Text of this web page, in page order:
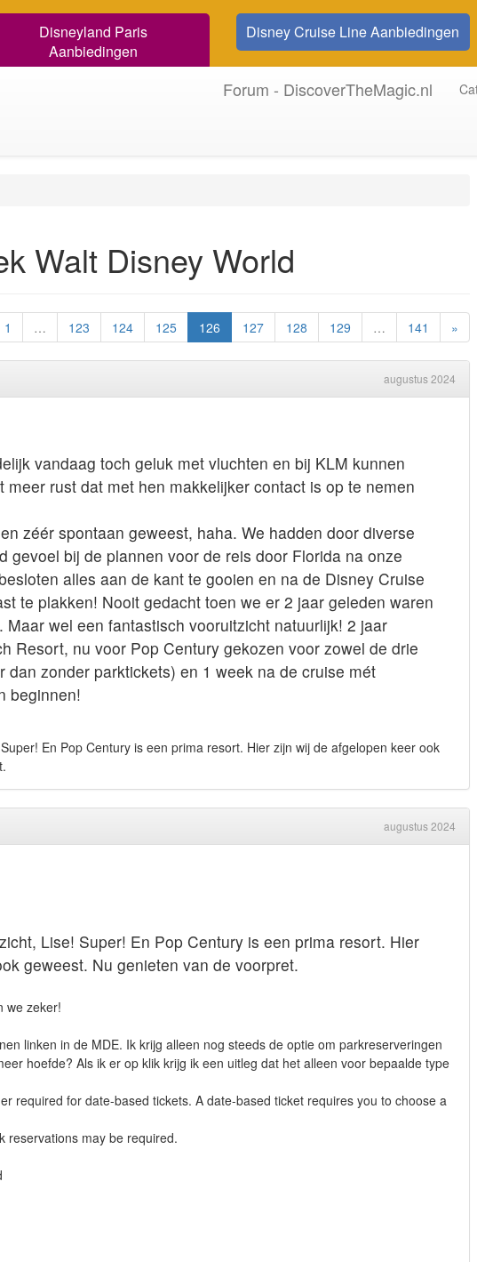
Disneyland Paris
Aanbiedingen
Disney Cruise Line Aanbiedingen
Forum - DiscoverTheMagic.nl
Walt Disney World
1 … 123 124 125 126 127 128 129 … 141 »
augustus 2024
vandaag toch geluk met vluchten en bij KLM kunnen
meer rust dat met hen makkelijker contact is op te nemen
zéér spontaan geweest, haha. We hadden door diverse
gevoel bij de plannen voor de reis door Florida na onze
alles aan de kant te gooien en na de Disney Cruise
te plakken! Nooit gedacht toen we er 2 jaar geleden waren
wel een fantastisch vooruitzicht natuurlijk! 2 jaar
Resort, nu voor Pop Century gekozen voor zowel de drie
dan zonder parktickets) en 1 week na de cruise mét
beginnen!
En Pop Century is een prima resort. Hier zijn wij de afgelopen keer ook
augustus 2024
Lise! Super! En Pop Century is een prima resort. Hier
geweest. Nu genieten van de voorpret.
we zeker!
linken in de MDE. Ik krijg alleen nog steeds de optie om parkreserveringen
hoefde? Als ik er op klik krijg ik een uitleg dat het alleen voor bepaalde type
required for date-based tickets. A date-based ticket requires you to choose a
reservations may be required.